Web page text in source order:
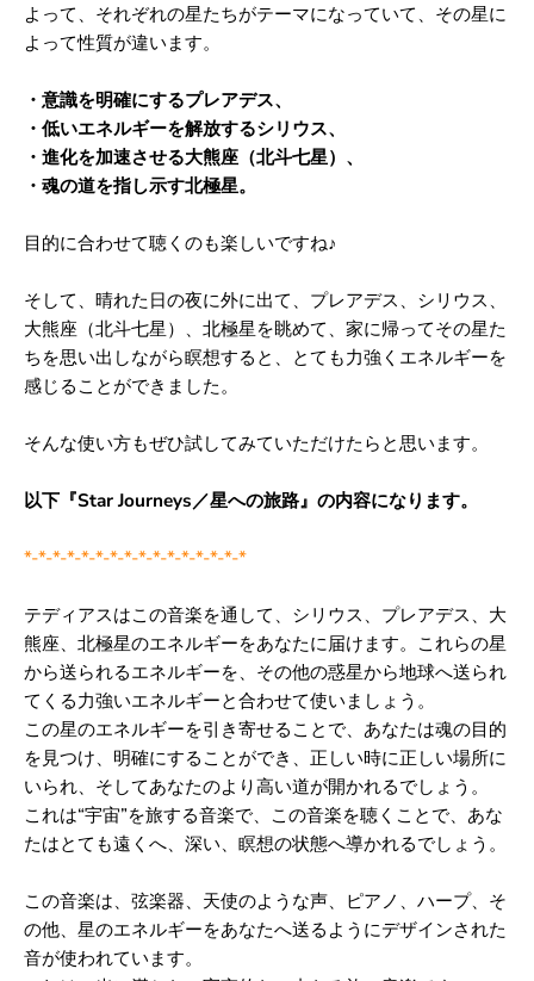
よって、それぞれの星たちがテーマになっていて、 その星に
よって性質が違います。
・意識を明確にするプレアデス、
・低いエネルギーを解放するシリウス、
・進化を加速させる大熊座（北斗七星）、
・魂の道を指し示す北極星。
目的に合わせて聴くのも楽しいですね♪
そして、晴れた日の夜に外に出て、プレアデス、 シリウス、
大熊座（北斗七星）、北極星を眺めて、 家に帰ってその星た
ちを思い出しながら瞑想すると、 とても力強くエネルギーを
感じることができました。
そんな使い方もぜひ試してみていただけたらと思います。
以下『Star Journeys／星への旅路』の内容になります。
*-*-*-*-*-*-*-*-*-*-*-*-*-*-*-*
テディアスはこの音楽を通して、シリウス、プレアデス、大
熊座、 北極星のエネルギーをあなたに届けます。これらの星
から送られるエネルギーを、 その他の惑星から地球へ送られ
てくる力強いエネルギーと合わせて使いましょう。
この星のエネルギーを引き寄せることで、あなたは魂の目的
を見つけ、明確にすることができ、 正しい時に正しい場所に
いられ、そしてあなたのより高い道が開かれるでしょう。
これは“宇宙”を旅する音楽で、この音楽を聴くことで、 あな
たはとても遠くへ、深い、瞑想の状態へ導かれるでしょう。
この音楽は、弦楽器、天使のような声、ピアノ、ハープ、そ
の他、 星のエネルギーをあなたへ送るようにデザインされた
音が使われています。